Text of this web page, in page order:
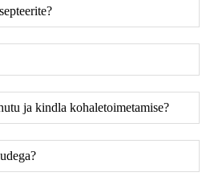
ja kindla kohaletoimetamise?